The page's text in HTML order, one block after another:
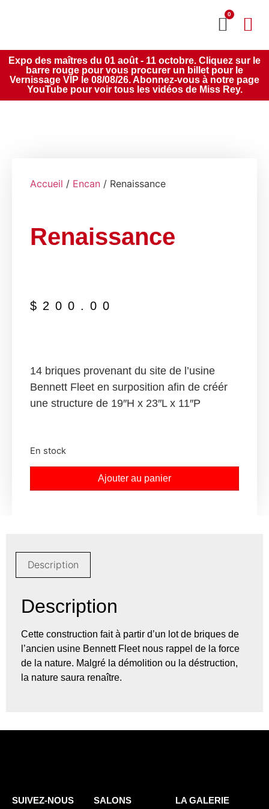
0
Expo des maîtres du 01 août - 11 octobre. Cliquez sur le
barre rouge pour vous procurer un billet pour le
Vernissage VIP le 08/08/26. Abonnez-vous à notre page
YouTube pour voir tous les vidéos de Miss Rey.
Accueil / Encan / Renaissance
Renaissance
$ 200.00
14 briques provenant du site de l’usine
Bennett Fleet en surposition afin de créér
une structure de 19″H x 23″L x 11″P
En stock
Ajouter au panier
Description
Description
Cette construction fait à partir d’un lot de briques de
l’ancien usine Bennett Fleet nous rappel de la force
de la nature. Malgré la démolition ou la déstruction,
la nature saura renaître.
SUIVEZ-NOUS SALONS LA GALERIE